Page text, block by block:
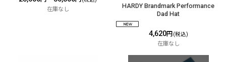
在庫なし
HARDY Brandmark Performance
Dad Hat
4,620円 (税込)
在庫なし